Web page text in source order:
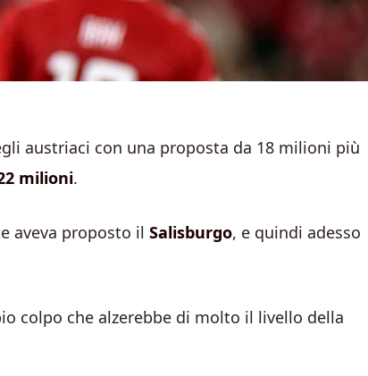
austriaci con una proposta da 18 milioni più
milioni.
aveva proposto il Salisburgo, e quindi adesso
colpo che alzerebbe di molto il livello della